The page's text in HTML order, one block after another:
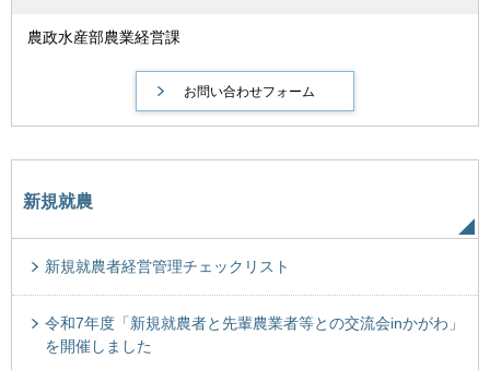
農政水産部農業経営課
新規就農
新規就農者経営管理チェックリスト
令和7年度「新規就農者と先輩農業者等との交流会inかがわ」
を開催しました